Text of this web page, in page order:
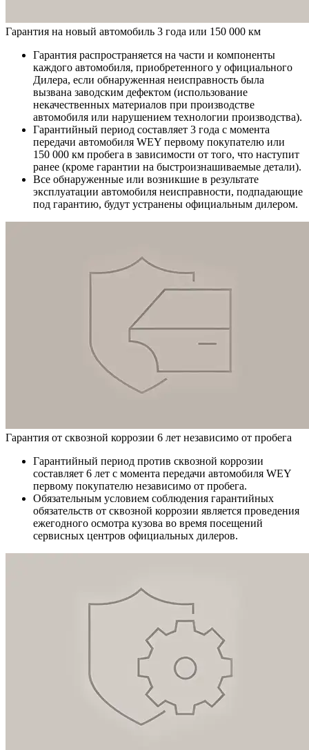
Гарантия на новый автомобиль 3 года или 150 000 км
Гарантия распространяется на части и компоненты
каждого автомобиля, приобретенного у официального
Дилера, если обнаруженная неисправность была
вызвана заводским дефектом (использование
некачественных материалов при производстве
автомобиля или нарушением технологии производства).
Гарантийный период составляет 3 года с момента
передачи автомобиля WEY первому покупателю или
150 000 км пробега в зависимости от того, что наступит
ранее (кроме гарантии на быстроизнашиваемые детали).
Все обнаруженные или возникшие в результате
эксплуатации автомобиля неисправности, подпадающие
под гарантию, будут устранены официальным дилером.
Гарантия от сквозной коррозии 6 лет независимо от пробега
Гарантийный период против сквозной коррозии
составляет 6 лет с момента передачи автомобиля WEY
первому покупателю независимо от пробега.
Обязательным условием соблюдения гарантийных
обязательств от сквозной коррозии является проведения
ежегодного осмотра кузова во время посещений
сервисных центров официальных дилеров.